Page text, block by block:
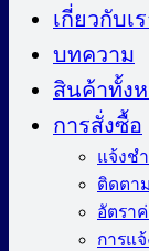
เกี่ยวกับเ
บทความ
สินค้าทั้ง
การสั่งซื้อ
แจ้งช
ติดตา
อัตรา
การแ